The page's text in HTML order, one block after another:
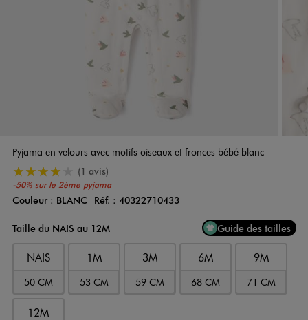
Pyjama en velours avec motifs oiseaux et fronces bébé blanc
-50% sur le 2ème pyjama
4/5 de moyenne(1 avis)
Couleur
Couleur : BLANC Réf. : 40322710433
Taille du NAIS au 12M
Guide des tailles
NAIS
50 CM
1M
53 CM
3M
59 CM
6M
68 CM
9M
71 CM
12M